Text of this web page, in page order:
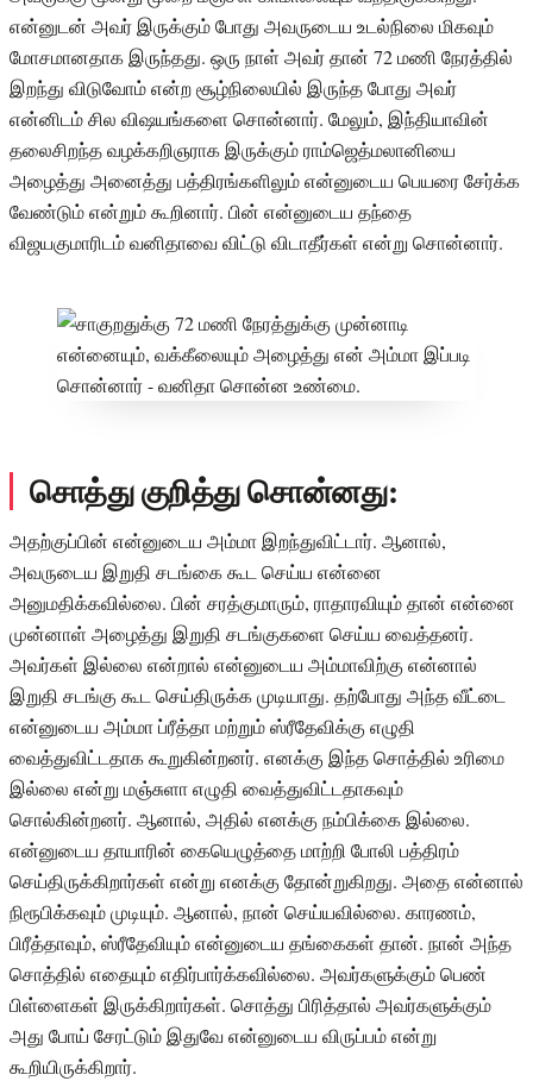
என்னுடன் அவர் இருக்கும் போது அவருடைய உடல்நிலை மிகவும்
மோசமானதாக இருந்தது. ஒரு நாள் அவர் தான் 72 மணி நேரத்தில்
இறந்து விடுவோம் என்ற சூழ்நிலையில் இருந்த போது அவர்
என்னிடம் சில விஷயங்களை சொன்னார். மேலும், இந்தியாவின்
தலைசிறந்த வழக்கறிஞராக இருக்கும் ராம்ஜெத்மலானியை
அழைத்து அனைத்து பத்திரங்களிலும் என்னுடைய பெயரை சேர்க்க
வேண்டும் என்றும் கூறினார். பின் என்னுடைய தந்தை
விஜயகுமாரிடம் வனிதாவை விட்டு விடாதீர்கள் என்று சொன்னார்.
சொத்து குறித்து சொன்னது:
அதற்குப்பின் என்னுடைய அம்மா இறந்துவிட்டார். ஆனால்,
அவருடைய இறுதி சடங்கை கூட செய்ய என்னை
அனுமதிக்கவில்லை. பின் சரத்குமாரும், ராதாரவியும் தான் என்னை
முன்னாள் அழைத்து இறுதி சடங்குகளை செய்ய வைத்தனர்.
அவர்கள் இல்லை என்றால் என்னுடைய அம்மாவிற்கு என்னால்
இறுதி சடங்கு கூட செய்திருக்க முடியாது. தற்போது அந்த வீட்டை
என்னுடைய அம்மா ப்ரீத்தா மற்றும் ஸ்ரீதேவிக்கு எழுதி
வைத்துவிட்டதாக கூறுகின்றனர். எனக்கு இந்த சொத்தில் உரிமை
இல்லை என்று மஞ்சுளா எழுதி வைத்துவிட்டதாகவும்
சொல்கின்றனர். ஆனால், அதில் எனக்கு நம்பிக்கை இல்லை.
என்னுடைய தாயாரின் கையெழுத்தை மாற்றி போலி பத்திரம்
செய்திருக்கிறார்கள் என்று எனக்கு தோன்றுகிறது. அதை என்னால்
நிரூபிக்கவும் முடியும். ஆனால், நான் செய்யவில்லை. காரணம்,
பிரீத்தாவும், ஸ்ரீதேவியும் என்னுடைய தங்கைகள் தான். நான் அந்த
சொத்தில் எதையும் எதிர்பார்க்கவில்லை. அவர்களுக்கும் பெண்
பிள்ளைகள் இருக்கிறார்கள். சொத்து பிரித்தால் அவர்களுக்கும்
அது போய் சேரட்டும் இதுவே என்னுடைய விருப்பம் என்று
கூறியிருக்கிறார்.